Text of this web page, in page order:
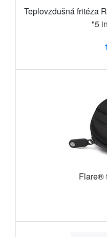
Teplovzdušná fritéza
"5
Flare®